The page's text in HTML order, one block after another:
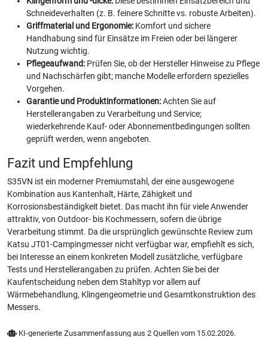
Schneideverhalten (z. B. feinere Schnitte vs. robuste Arbeiten).
Griffmaterial und Ergonomie: Komfort und sichere
Handhabung sind für Einsätze im Freien oder bei längerer
Nutzung wichtig.
Pflegeaufwand: Prüfen Sie, ob der Hersteller Hinweise zu Pflege
und Nachschärfen gibt; manche Modelle erfordern spezielles
Vorgehen.
Garantie und Produktinformationen:Achten Sie auf
Herstellerangaben zu Verarbeitung und Service;
wiederkehrende Kauf- oder Abonnementbedingungen sollten
geprüft werden, wenn angeboten.
Fazit und Empfehlung
S35VN ist ein moderner Premiumstahl, der eine ausgewogene
Kombination aus Kantenhalt, Härte, Zähigkeit und
Korrosionsbeständigkeit bietet. Das macht ihn für viele Anwender
attraktiv, von Outdoor- bis Kochmessern, sofern die übrige
Verarbeitung stimmt. Da die ursprünglich gewünschte Review zum
Katsu JT01-Campingmesser nicht verfügbar war, empfiehlt es sich,
bei Interesse an einem konkreten Modell zusätzliche, verfügbare
Tests und Herstellerangaben zu prüfen. Achten Sie bei der
Kaufentscheidung neben dem Stahltyp vor allem auf
Wärmebehandlung, Klingengeometrie und Gesamtkonstruktion des
Messers.
KI-generierte Zusammenfassung aus 2 Quellen vom 15.02.2026.